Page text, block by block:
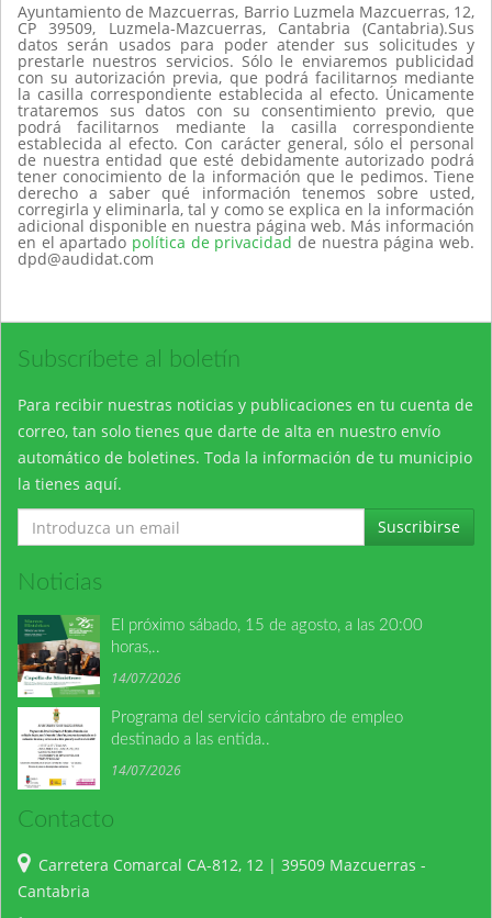
Ayuntamiento de Mazcuerras, Barrio Luzmela Mazcuerras, 12,
CP 39509, Luzmela-Mazcuerras, Cantabria (Cantabria).Sus
datos serán usados para poder atender sus solicitudes y
prestarle nuestros servicios. Sólo le enviaremos publicidad
con su autorización previa, que podrá facilitarnos mediante
la casilla correspondiente establecida al efecto. Únicamente
trataremos sus datos con su consentimiento previo, que
podrá facilitarnos mediante la casilla correspondiente
establecida al efecto. Con carácter general, sólo el personal
de nuestra entidad que esté debidamente autorizado podrá
tener conocimiento de la información que le pedimos. Tiene
derecho a saber qué información tenemos sobre usted,
corregirla y eliminarla, tal y como se explica en la información
adicional disponible en nuestra página web. Más información
en el apartado política de privacidad de nuestra página web.
dpd@audidat.com
Subscríbete al boletín
Para recibir nuestras noticias y publicaciones en tu cuenta de
correo, tan solo tienes que darte de alta en nuestro envío
automático de boletines. Toda la información de tu municipio
la tienes aquí.
Suscribirse
Noticias
El próximo sábado, 15 de agosto, a las 20:00
horas,..
14/07/2026
Programa del servicio cántabro de empleo
destinado a las entida..
14/07/2026
Contacto
Carretera Comarcal CA-812, 12 | 39509 Mazcuerras -
Cantabria